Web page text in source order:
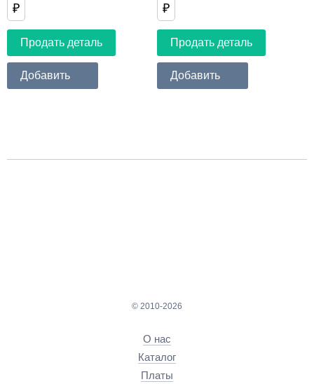
₽
Продать деталь
Добавить
₽
Продать деталь
Добавить
© 2010-2026
О нас
Каталог
Платы